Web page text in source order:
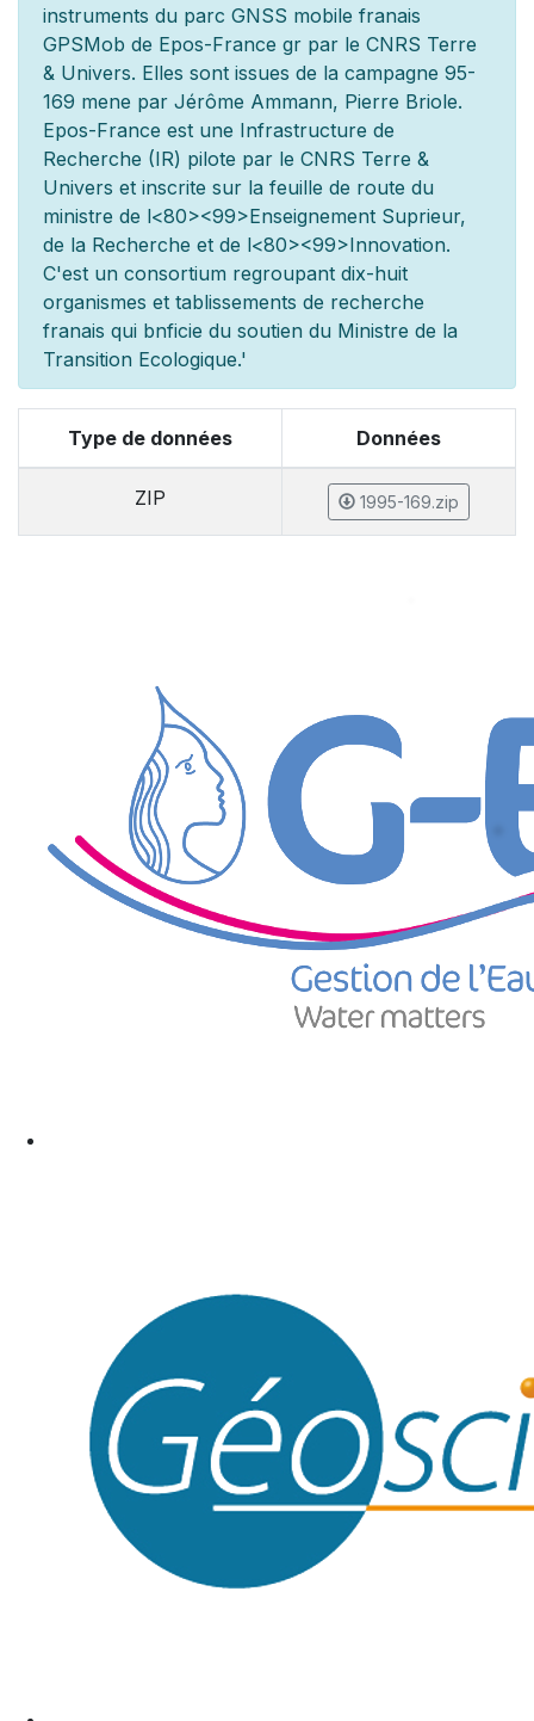
instruments du parc GNSS mobile franais
GPSMob de Epos-France gr par le CNRS Terre
& Univers. Elles sont issues de la campagne 95-
169 mene par Jérôme Ammann, Pierre Briole.
Epos-France est une Infrastructure de
Recherche (IR) pilote par le CNRS Terre &
Univers et inscrite sur la feuille de route du
ministre de l<80><99>Enseignement Suprieur,
de la Recherche et de l<80><99>Innovation.
C'est un consortium regroupant dix-huit
organismes et tablissements de recherche
franais qui bnficie du soutien du Ministre de la
Transition Ecologique.'
Type de données Données
ZIP 1995-169.zip